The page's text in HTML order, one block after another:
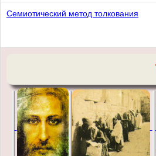
Семиотический метод толкования